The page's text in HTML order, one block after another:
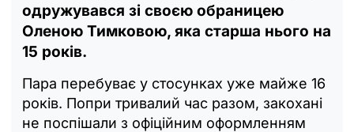
одружувався зі своєю обраницею
Оленою Тимковою, яка старша нього на
15 років.
Пара перебуває у стосунках уже майже 16
років. Попри тривалий час разом, закохані
не поспішали з офіційним оформленням